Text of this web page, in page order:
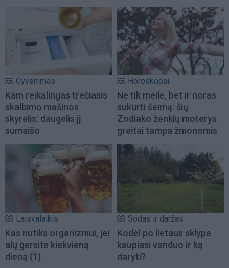
Gyvenimas
Kam reikalingas trečiasis
skalbimo mašinos
skyrelis: daugelis jį
sumaišo
Horoskopai
Ne tik meilė, bet ir noras
sukurti šeimą: šių
Zodiako ženklų moterys
greitai tampa žmonomis
Laisvalaikis
Kas nutiks organizmui, jei
alų gersite kiekvieną
dieną (1)
Sodas ir daržas
Kodėl po lietaus sklype
kaupiasi vanduo ir ką
daryti?